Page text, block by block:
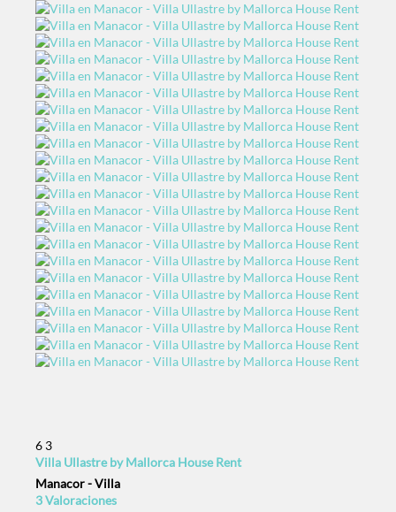
6 3
Villa Ullastre by Mallorca House Rent
Manacor -Villa
3 Valoraciones